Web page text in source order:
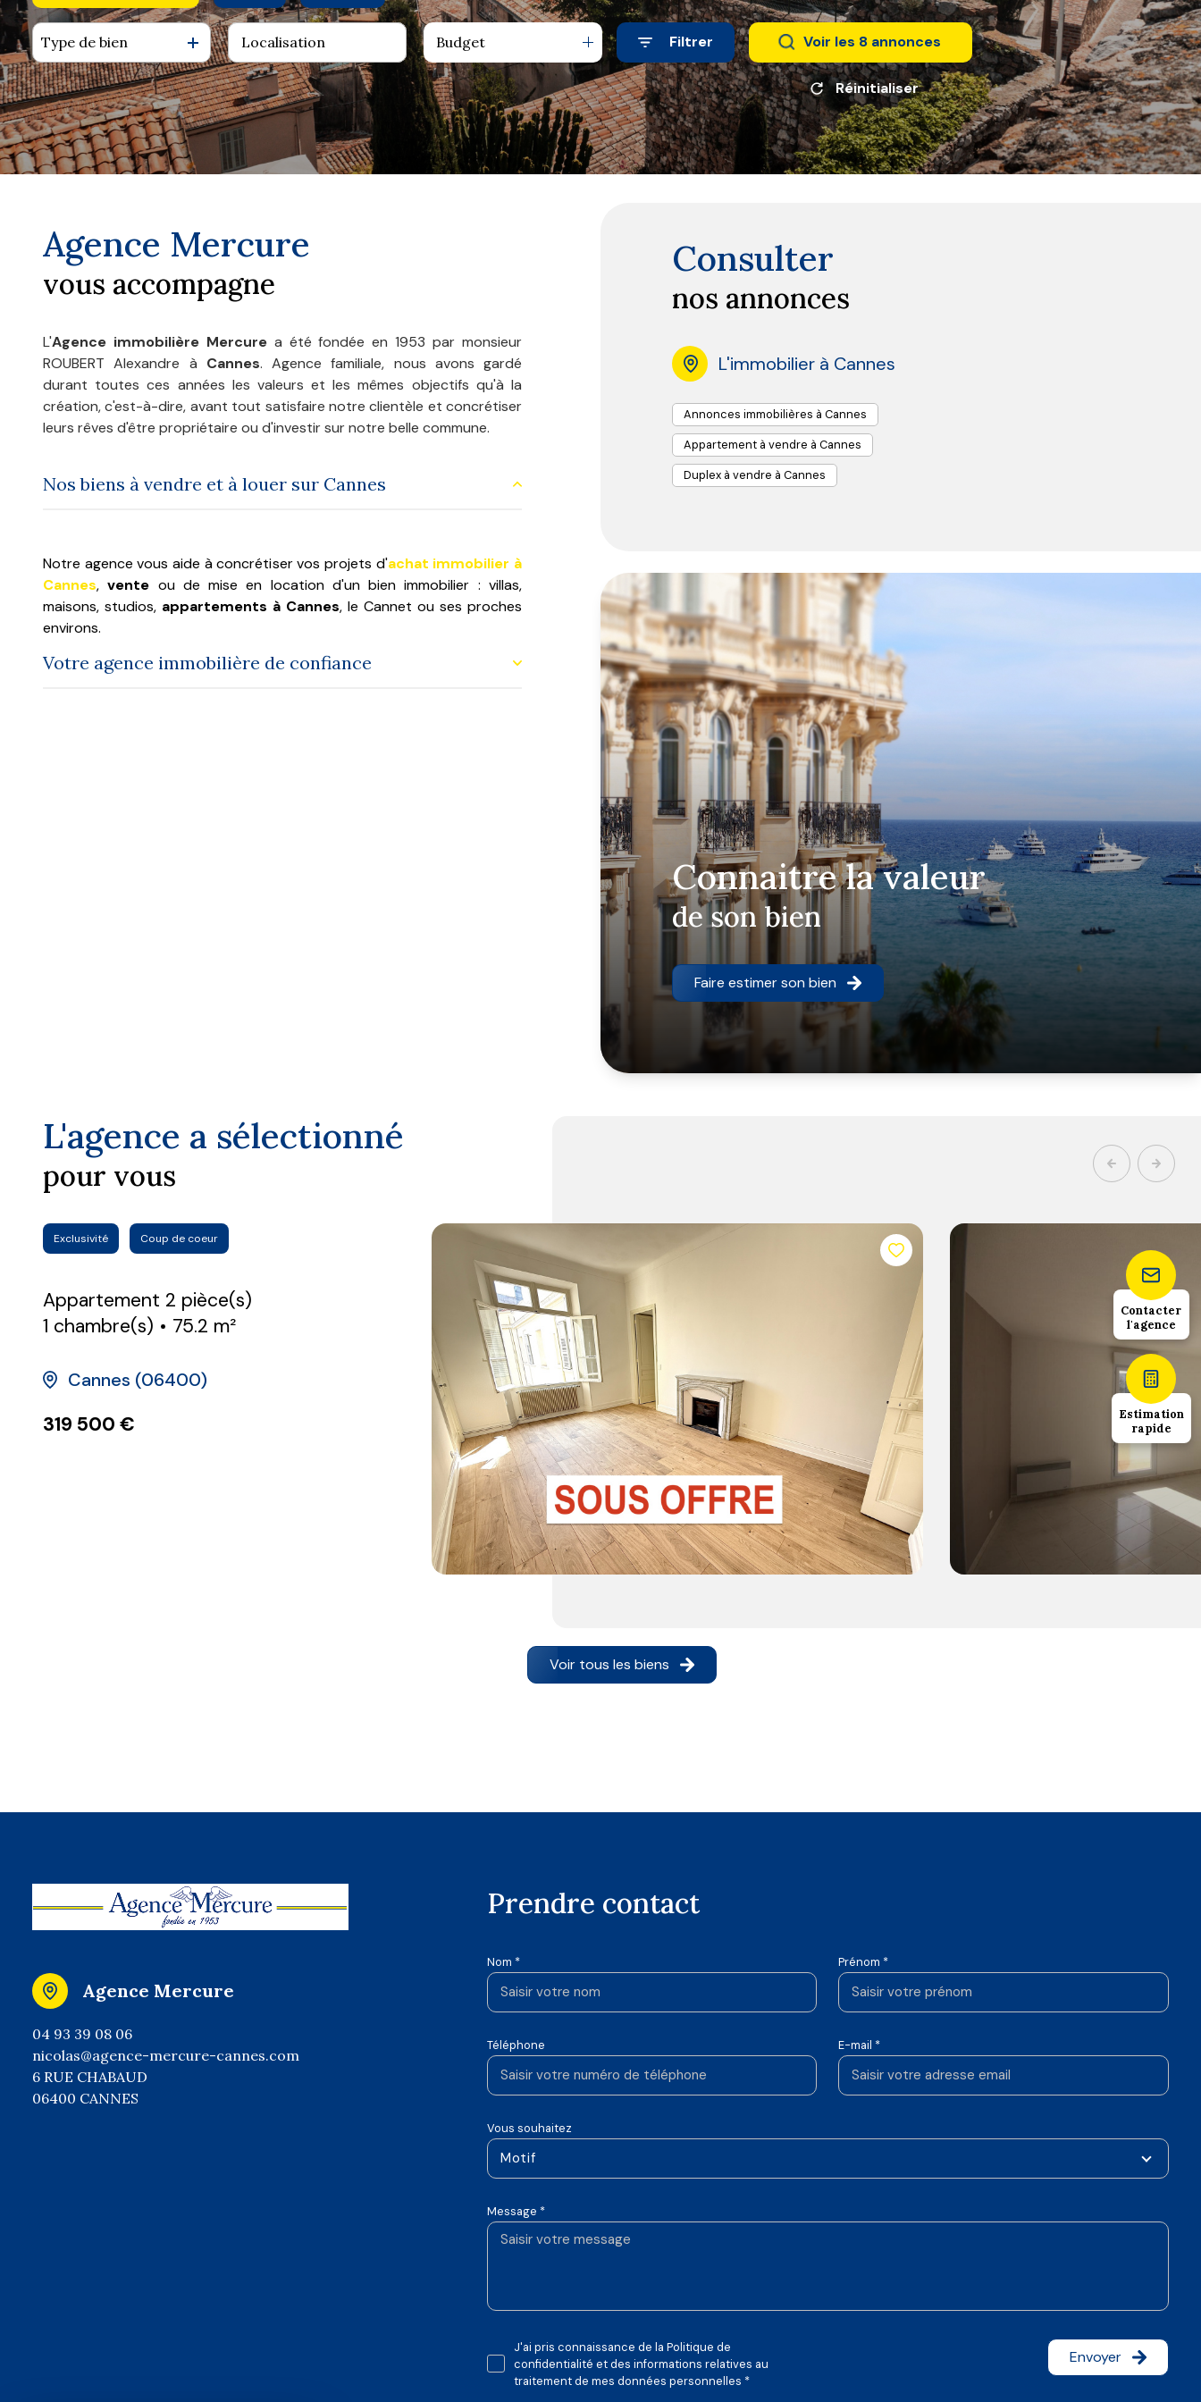
agence
contact
De l'ancien
De l'immo pro
à l'année
De l'immo pro
Type de bien Budget Filtrer Voir les 8 annonces
Réinitialiser
Consulter
nos annonces
L'immobilier à Cannes
Annonces immobilières à Cannes
Appartement à vendre à Cannes
Duplex à vendre à Cannes
Connaitre la valeur
de son bien
Faire estimer son bien
Agence Mercure
vous accompagne
L'Agence immobilière Mercurea été fondée en 1953 par monsieur
ROUBERT Alexandre à Cannes. Agence familiale, nous avons gardé
durant toutes ces années les valeurs et les mêmes objectifs qu'à la
création, c'est-à-dire, avant tout satisfaire notre clientèle et concrétiser
leurs rêves d'être propriétaire ou d'investir sur notre belle commune.
Nos biens à vendre et à louer sur Cannes
Notre agence vous aide à concrétiser vos projets d'achat immobilier à
Cannes,vente ou de mise en location d'un bien immobilier : villas,
maisons, studios, appartements à Cannes, le Cannet ou ses proches
environs.
centre-ville.
Votre agence immobilière de confiance
L'agence a sélectionné
pour vous
Exclusivité Coup de coeur
Appartement 2 pièce(s)
1 chambre(s)
75.2 m²
Cannes (06400)
319 500 €
Voir tous les biens
Contacter
l'agence
Estimation
rapide
prendre contact
Nom * Prénom *
Téléphone E-mail *
Vous souhaitez
Motif
Message *
J'ai pris connaissance de la Politique de
confidentialité et des informations relatives au
traitement de mes données personnelles *
Envoyer
Agence Mercure
04 93 39 08 06
nicolas@agence-mercure-cannes.com
6 RUE CHABAUD
06400 CANNES